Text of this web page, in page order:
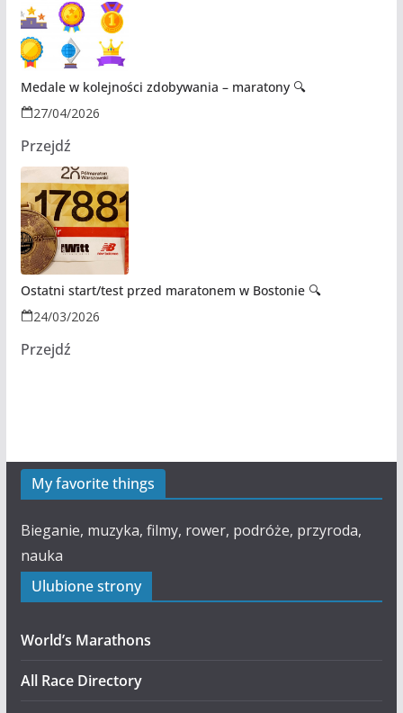
Medale w kolejności zdobywania – maratony 🔍
27/04/2026
Przejdź
Ostatni start/test przed maratonem w Bostonie 🔍
24/03/2026
Przejdź
My favorite things
Bieganie, muzyka, filmy, rower, podróże, przyroda,
nauka
Ulubione strony
World’s Marathons
All Race Directory